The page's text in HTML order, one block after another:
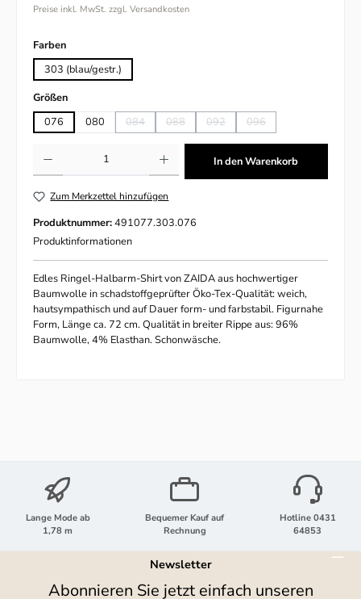
Preise inkl. MwSt. zzgl. Versandkosten
Farbenauswählen
303 (blau/gestr.)
Größenauswählen
076
080 084(Diese Option ist zurzeit nicht verfügbar.)
088(Diese Option ist zurzeit nicht verfügbar.)
092(Diese Option ist zurzeit nicht
096(Diese Option ist zurzeit
In den Warenkorb
Zum Merkzettel hinzufügen
Produktnummer:491077.303.076
Produktinformationen
Edles Ringel-Halbarm-Shirt von ZAIDA aus hochwertiger
Baumwolle in schadstoffgeprüfter Öko-Tex-Qualität: weich,
hautsympathisch und auf Dauer form- und farbstabil. Figurnahe
Form, Länge ca. 72 cm. Qualität in breiter Rippe aus: 96%
Baumwolle, 4% Elasthan. Schonwäsche.
Lange Mode ab
1,78 m
Bequemer Kauf auf
Rechnung
Hotline 0431
64853
Newsletter
Abonnieren Sie jetzt einfach unseren